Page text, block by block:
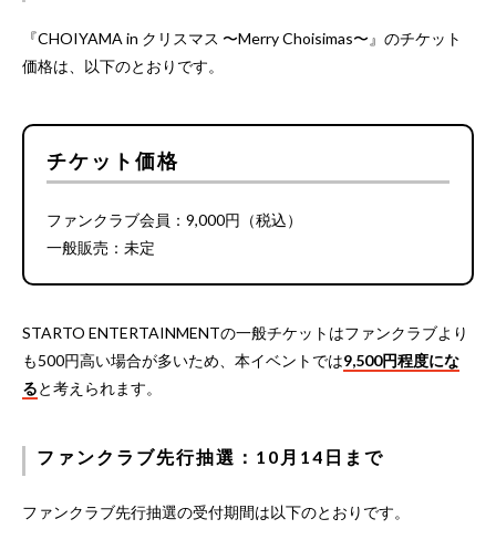
『CHOIYAMA in クリスマス 〜Merry Choisimas〜』のチケット
価格は、以下のとおりです。
チケット価格
ファンクラブ会員：9,000円（税込）
一般販売：未定
STARTO ENTERTAINMENTの一般チケットはファンクラブより
も500円高い場合が多いため、本イベントでは9,500円程度にな
ると考えられます。
ファンクラブ先行抽選：10月14日まで
ファンクラブ先行抽選の受付期間は以下のとおりです。